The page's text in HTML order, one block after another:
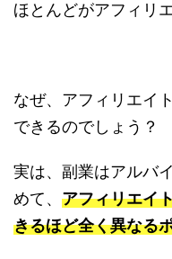
ほとんどがアフィリ
なぜ、アフィリエイ
できるのでしょう？
実は、副業はアルバ
めて、 アフィリエイ
きるほど全く異なる